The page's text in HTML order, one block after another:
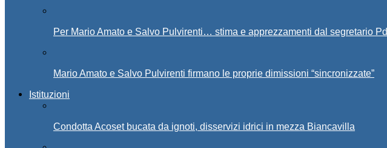
Per Mario Amato e Salvo Pulvirenti… stima e apprezzamenti dal segretario Pd
Mario Amato e Salvo Pulvirenti firmano le proprie dimissioni “sincronizzate”
Istituzioni
Condotta Acoset bucata da ignoti, disservizi idrici in mezza Biancavilla